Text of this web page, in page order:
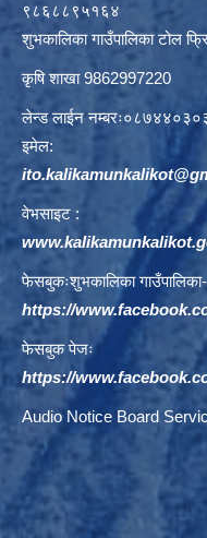
९८६८८९५१६४
शुभकालिका गाउँपालिका टोल
कृषि शाखा 9862997220
लेन्ड लाईन
इमेल:
वेभसाइट :
फेसबुकःशुभकालिका गाउँपालिका-
https://
फेसबुक पेजः
https://
Audio Notice Board